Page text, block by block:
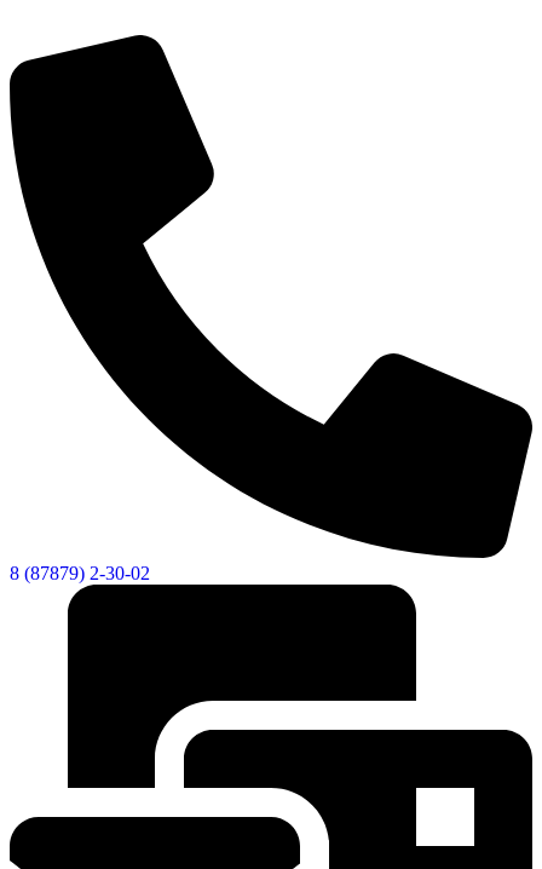
8 (87879) 2-30-02